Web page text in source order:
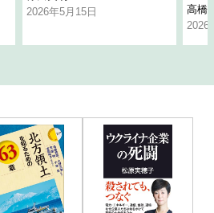
2026年5月15日
高橋
2026